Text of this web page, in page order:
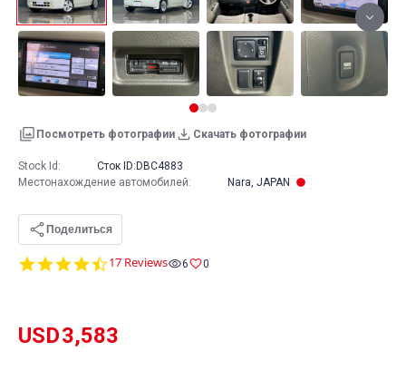
Посмотреть фотографии Скачать фотографии
4.5
17 Reviews 6 0
USD3,583
Stock Id: Сток ID: DBC4883
Местонахождение автомобилей: Nara, JAPAN
Поделиться